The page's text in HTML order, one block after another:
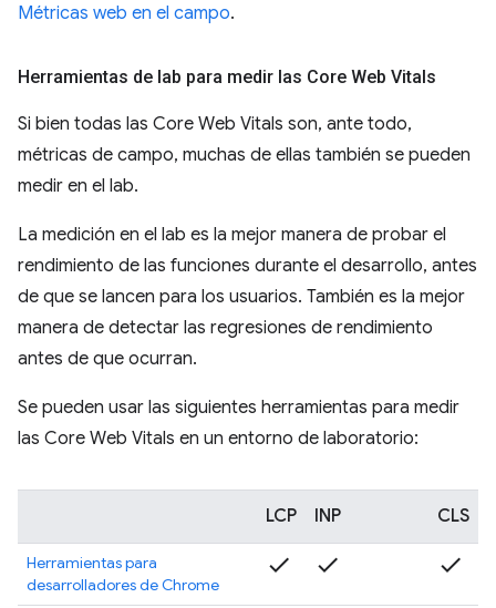
Métricas web en el campo.
Herramientas de lab para medir las Core Web Vitals
Si bien todas las Core Web Vitals son, ante todo,
métricas de campo, muchas de ellas también se pueden
medir en el lab.
La medición en el lab es la mejor manera de probar el
rendimiento de las funciones durante el desarrollo, antes
de que se lancen para los usuarios. También es la mejor
manera de detectar las regresiones de rendimiento
antes de que ocurran.
Se pueden usar las siguientes herramientas para medir
las Core Web Vitals en un entorno de laboratorio:
LCP INP CLS
Herramientas para
desarrolladores de Chrome
check check check